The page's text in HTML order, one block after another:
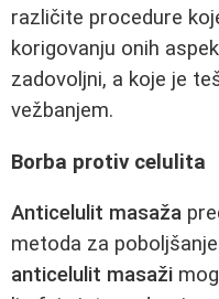
različite procedure
korigovanju onih
zadovoljni, a koje je
vežbanjem.
Borba protiv celulita
Anticelulit masaža
metoda za
anticelulit masaži